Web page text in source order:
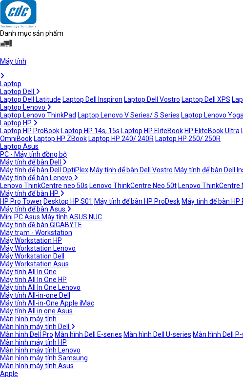
Danh mục sản phẩm
Máy tính
Laptop
Laptop Dell
Laptop Dell Latitude Laptop Dell Inspiron Laptop Dell Vostro Laptop Dell XPS
Laptop Lenovo
Laptop Lenovo ThinkPad Laptop Lenovo V Series/ S Series Laptop Lenovo
Laptop HP
Laptop HP ProBook Laptop HP 14s, 15s Laptop HP EliteBook HP EliteBook Ultra
OmniBook Laptop HP ZBook Laptop HP 240/ 240R Laptop HP 250/ 250R
Laptop Asus
PC - Máy tính đồng bộ
Máy tính để bàn Dell
Máy tính để bàn Dell OptiPlex Máy tính để bàn Dell Vostro Máy tính để bàn Dell
Máy tính để bàn Lenovo
Lenovo ThinkCentre neo 50s Lenovo ThinkCentre Neo 50t Lenovo ThinkCentre
Máy tính để bàn HP
HP Pro Tower Desktop HP S01 Máy tính để bàn HP ProDesk Máy tính để bàn HP
Máy tính để bàn Asus
Mini PC Asus Máy tính ASUS NUC
Máy tinh đề bàn GIGABYTE
Máy trạm - Workstation
Máy Workstation HP
Máy Workstation Lenovo
Máy Workstation Dell
Máy Workstation Asus
Máy tính All In One
Máy tính All In One HP
Máy tính All In One Lenovo
Máy tính All-in-one Dell
Máy tính All-in-One Apple iMac
Máy tính All in one Asus
Màn hình máy tính
Màn hình máy tính Dell
Màn hình Dell Pro Màn hình Dell E-series Màn hình Dell U-series Màn hình Dell
Màn hình máy tính HP
Màn hình máy tính Lenovo
Màn hình máy tính Samsung
Màn hình máy tính Asus
Apple